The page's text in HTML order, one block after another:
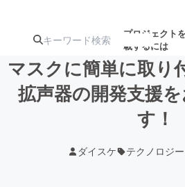
プロジェクト
載するには
注目の新着プロ
マスクに簡単に取り
拡声器の開発支援
す！
ダイスケ テクノロジ